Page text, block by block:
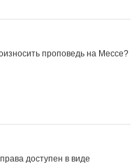
проповедь на Мессе?
доступен в виде